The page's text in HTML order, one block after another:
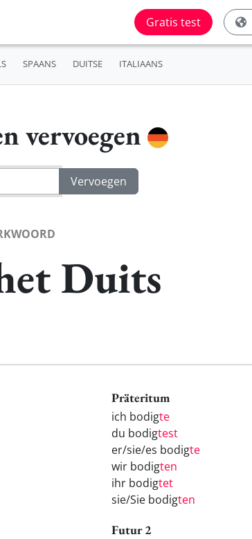
Gratis test
SPAANS DUITSE ITALIAANS
vervoegen
Duits
Präteritum
ich bodigte
du bodigtest
er/sie/es bodigte
wir bodigten
ihr bodigtet
sie/Sie bodigten
Futur 2